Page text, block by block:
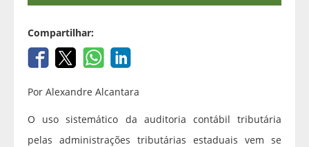
Compartilhar:
Por Alexandre Alcantara
O uso sistemático da auditoria contábil tributária
pelas administrações tributárias estaduais vem se